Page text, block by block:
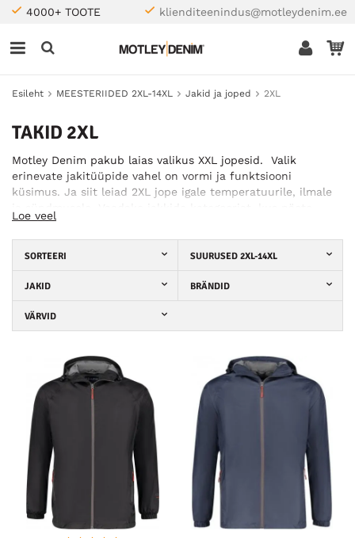
4000+ TOOTE klienditeenindus@motleydenim.ee
Esileht MEESTERIIDED 2XL-14XL Jakid ja joped 2XL
TAKID 2XL
Motley Denim pakub laias valikus XXL jopesid. Valik
erinevate jakitüüpide vahel on vormi ja funktsiooni
küsimus. Ja siit leiad 2XL jope igale temperatuurile, ilmale
sügis-, kevad- ja talvejopesid, teksajakke, softshell jopesid,
Harrington jopesid ja vihmariideid.
Loe veel
SORTEERI SUURUSED 2XL-14XL
JAKID BRÄNDID
VÄRVID